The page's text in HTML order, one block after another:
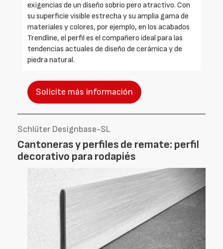
exigencias de un diseño sobrio pero atractivo. Con
su superficie visible estrecha y su amplia gama de
materiales y colores, por ejemplo, en los acabados
Trendline, el perfil es el compañero ideal para las
tendencias actuales de diseño de cerámica y de
piedra natural.
Solicite más información
Schlüter Designbase-SL
Cantoneras y perfiles de remate: perfil
decorativo para rodapiés